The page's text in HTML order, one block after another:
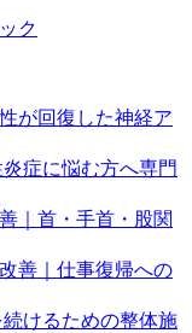
ク
が回復した神経ア
症に悩む方へ専門
｜首・手首・股関
善｜仕事復帰への
けるための整体施